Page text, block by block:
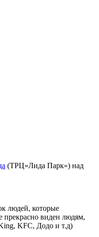
(ТРЦ»Лида Парк») над
людей, которые
прекрасно виден людям,
KFC, Додо и т.д)